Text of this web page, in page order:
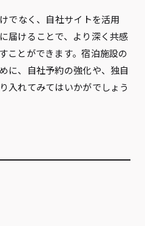
でなく、自社サイトを活用
届けることで、より深く共感
ことができます。宿泊施設の
に、自社予約の強化や、独自
入れてみてはいかがでしょう